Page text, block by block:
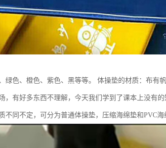
绿色、橙色、紫色、黑等等。 体操垫的材质：布有
，有好多东西不理解，今天我们学到了课本上没有
不同不定，可分为普通体操垫，压缩海绵垫和PVC海